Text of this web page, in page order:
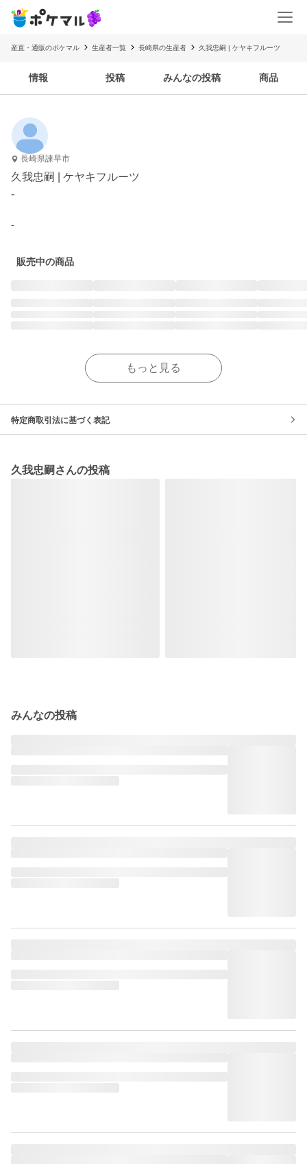
産直・通販のポケマル 生産者一覧 長崎県の生産者 久我忠嗣 | ケヤキフルーツ
情報 投稿 みんなの投稿 商品
長崎県諫早市
久我忠嗣 | ケヤキフルーツ
-
-
販売中の商品
もっと見る
特定商取引法に基づく表記
久我忠嗣さんの投稿
みんなの投稿